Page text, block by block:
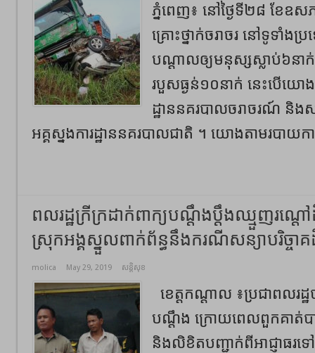
ភ្នំពេញ៖ នៅថ្ងៃទី២៨ ខែឧ
គ្រោះថ្នាក់ចរាចរ នៅទូទាំ
បណ្ដាលឲ្យមនុស្សស្លាប់៦ន
របួសធ្ងន់១០នាក់ នេះបើយ
ដ្ឋាននគរបាលចរាចរណ៍ និង
អគ្គស្នងការដ្ឋាននគរបាលជាតិ ។ យោងតាមរបាយ
ពលរដ្ឋក្រីក្រដាក់ពាក្យបណ្តឹងប្តឹងឈ្មួញរណ្
ស្រុកអង្គស្នួលពាក់ព័ន្ធនឹងករណីសន្យា​បរិច្ចាគ
molica May 29, 2019 សន្តិសុខ
ខេត្តកណ្តាល ៖ប្រជាពលរដ្
បណ្តឹង ក្រោយពេលពួកគាត់
និងលិខិតបញ្ជាក់ពីអាជ្ញាធ